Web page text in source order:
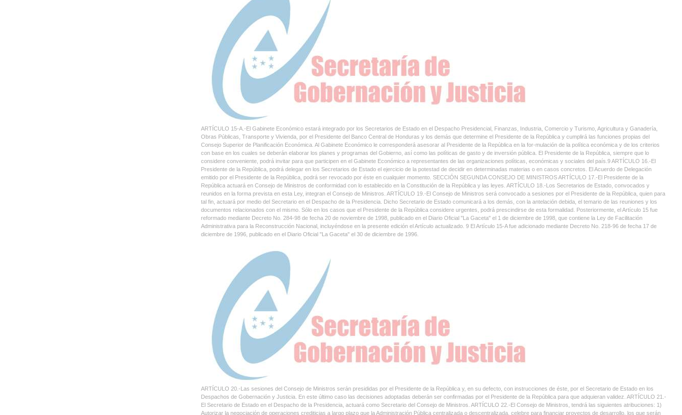
ARTÍCULO 15-A.-El Gabinete Económico estará integrado por los Secretarios de Estado en el Despacho Presidencial, Finanzas, Industria, Comercio y Turismo, Agricultura y Ganadería,
Obras Públicas, Transporte y Vivienda, por el Presidente del Banco Central de Honduras y los demás que determine el Presidente de la República y cumplirá las funciones propias del
Consejo Superior de Planificación Económica. Al Gabinete Económico le corresponderá asesorar al Presidente de la República en la for-mulación de la política económica y de los criterios
con base en los cuales se deberán elaborar los planes y programas del Gobierno, así como las políticas de gasto y de inversión pública. El Presidente de la República, siempre que lo
considere conveniente, podrá invitar para que participen en el Gabinete Económico a representantes de las organizaciones políticas, económicas y sociales del país.9 ARTÍCULO 16.-El
Presidente de la República, podrá delegar en los Secretarios de Estado el ejercicio de la potestad de decidir en determinadas materias o en casos concretos. El Acuerdo de Delegación
emitido por el Presidente de la República, podrá ser revocado por éste en cualquier momento. SECCIÓN SEGUNDA CONSEJO DE MINISTROS ARTÍCULO 17.-El Presidente de la
República actuará en Consejo de Ministros de conformidad con lo establecido en la Constitución de la República y las leyes. ARTÍCULO 18.-Los Secretarios de Estado, convocados y
reunidos en la forma prevista en esta Ley, integran el Consejo de Ministros. ARTÍCULO 19.-El Consejo de Ministros será convocado a sesiones por el Presidente de la República, quien para
tal fin, actuará por medio del Secretario en el Despacho de la Presidencia. Dicho Secretario de Estado comunicará a los demás, con la antelación debida, el temario de las reuniones y los
documentos relacionados con el mismo. Sólo en los casos que el Presidente de la República considere urgentes, podrá prescindirse de esta formalidad. Posteriormente, el Artículo 15 fue
reformado mediante Decreto No. 284-98 de fecha 20 de noviembre de 1998, publicado en el Diario Oficial "La Gaceta" el 1 de diciembre de 1998, que contiene la Ley de Facilitación
Administrativa para la Reconstrucción Nacional, incluyéndose en la presente edición el Artículo actualizado. 9 El Artículo 15-A fue adicionado mediante Decreto No. 218-96 de fecha 17 de
diciembre de 1996, publicado en el Diario Oficial "La Gaceta" el 30 de diciembre de 1996.
ARTÍCULO 20.-Las sesiones del Consejo de Ministros serán presididas por el Presidente de la República y, en su defecto, con instrucciones de éste, por el Secretario de Estado en los
Despachos de Gobernación y Justicia. En este último caso las decisiones adoptadas deberán ser confirmadas por el Presidente de la República para que adquieran validez. ARTÍCULO 21.-
El Secretario de Estado en el Despacho de la Presidencia, actuará como Secretario del Consejo de Ministros. ARTÍCULO 22.-El Consejo de Ministros, tendrá las siguientes atribuciones: 1)
Autorizar la negociación de operaciones crediticias a largo plazo que la Administración Pública centralizada o descentralizada, celebre para financiar proyectos de desarrollo, los que serán